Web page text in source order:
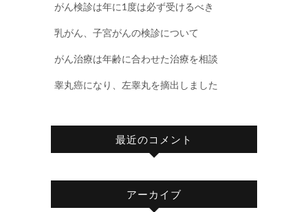
がん検診は年に1度は必ず受けるべき
乳がん、子宮がんの検診について
がん治療は年齢に合わせた治療を相談
睾丸癌になり、左睾丸を摘出しました
最近のコメント
アーカイブ